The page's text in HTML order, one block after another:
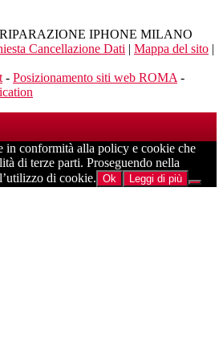
IPHONE MILANO
Cancellazione Dati | Mappa del sito |
- Posizionamento siti web ROMA -
in conformità alla policy e cookie che
di terze parti. Proseguendo nella
di cookie. Ok Leggi di più